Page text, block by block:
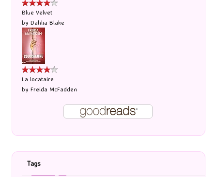
Blue Velvet
by Dahlia Blake
La locataire
by Freida McFadden
Tags